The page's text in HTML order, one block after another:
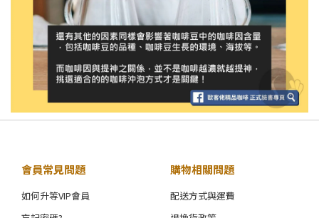
會員常見問題
如何升等VIP會員
購物相關問題
配送方式與運費